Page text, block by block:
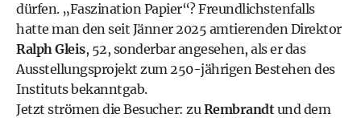
dürfen. „Faszination Papier“? Freundlichstenfalls
hatte man den seit Jänner 2025 amtierenden Direktor
Ralph Gleis, 52, sonderbar angesehen, als er das
Ausstellungsprojekt zum 250-jährigen Bestehen des
Instituts bekanntgab.
Jetzt strömen die Besucher: zuRembrandtund dem